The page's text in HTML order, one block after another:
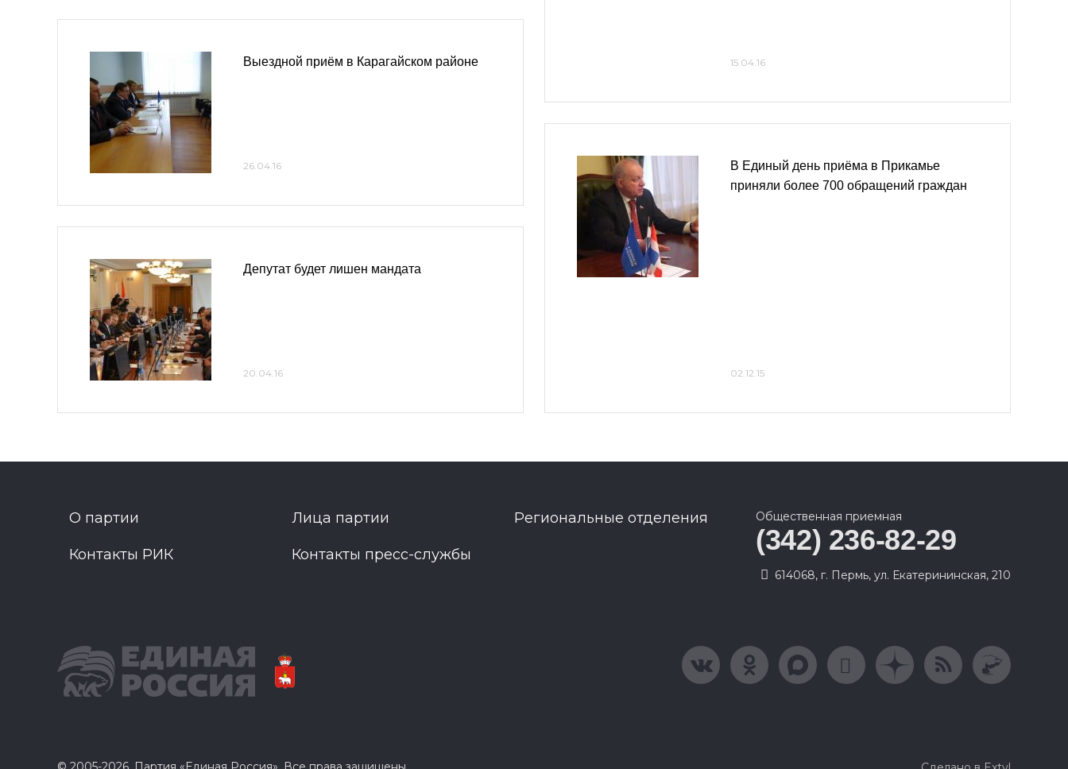
Выездной приём в Карагайском районе
26.04.16
Депутат будет лишен мандата
20.04.16
15.04.16
В Единый день приёма в Прикамье
приняли более 700 обращений граждан
02.12.15
О партии Лица партии Региональные отделения
Контакты РИК Контакты пресс-службы
Общественная приемная
(342) 236-82-29
614068, г. Пермь, ул. Екатерининская, 210